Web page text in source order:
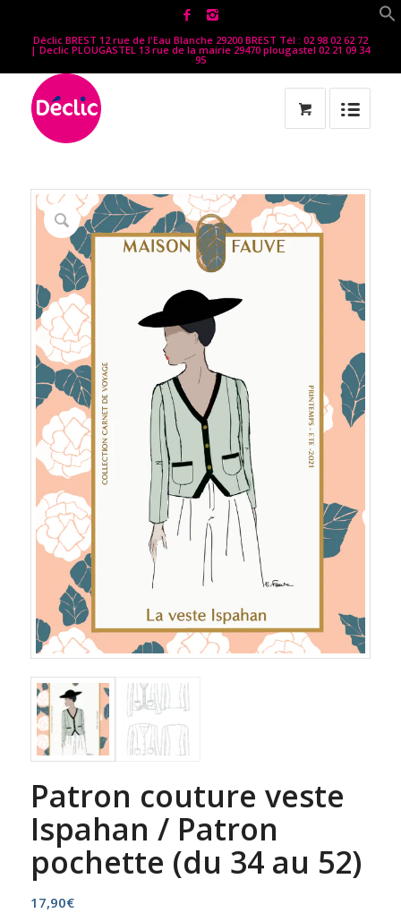
Déclic BREST 12 rue de l'Eau Blanche 29200 BREST Tél : 02 98 02 62 72
| Declic PLOUGASTEL 13 rue de la mairie 29470 plougastel 02 21 09 34
95
Patron couture veste
Ispahan / Patron
pochette (du 34 au 52)
17,90€